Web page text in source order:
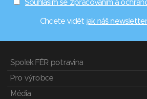
Souhlasím se zpracováním a
Chcete vidět jak náš
Spolek FÉR potravina
Pro výrobce
Média